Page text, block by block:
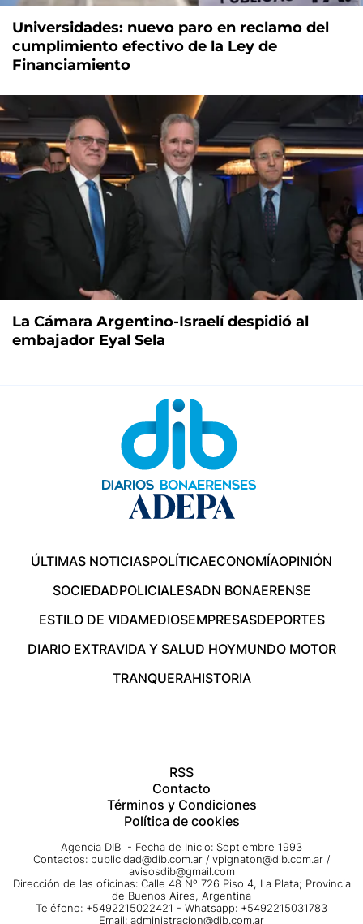
Universidades: nuevo paro en reclamo del
cumplimiento efectivo de la Ley de
Financiamiento
La Cámara Argentino-Israelí despidió al
embajador Eyal Sela
ÚLTIMAS NOTICIASPOLÍTICAECONOMÍAOPINIÓN
SOCIEDADPOLICIALESADN BONAERENSE
ESTILO DE VIDAMEDIOSEMPRESASDEPORTES
DIARIO EXTRAVIDA Y SALUD HOYMUNDO MOTOR
TRANQUERAHISTORIA
RSS
Contacto
Términos y Condiciones
Política de cookies
Agencia DIB - Fecha de Inicio: Septiembre 1993
Contactos: publicidad@dib.com.ar / vpignaton@dib.com.ar /
avisosdib@gmail.com
Dirección de las oficinas: Calle 48 Nº 726 Piso 4, La Plata; Provincia
de Buenos Aires, Argentina
Teléfono: +5492215022421 - Whatsapp: +5492215031783
Email: administracion@dib.com.ar